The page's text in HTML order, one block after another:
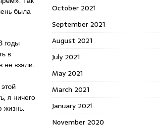
была
годы
в
не взяли.
я ничего
жизнь.
October 2021
September 2021
August 2021
July 2021
May 2021
March 2021
January 2021
November 2020